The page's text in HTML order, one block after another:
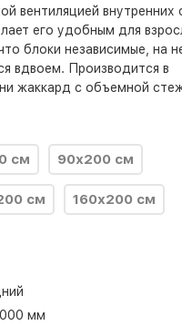
вентиляцией внутренних
его удобным для
блоки независимые, на
вдвоем. Производится в
жаккард с объемной
cм 90х200 cм
cм 160х200 cм
мм